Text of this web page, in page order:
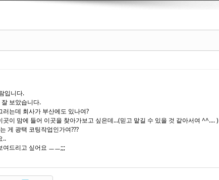
입니다.
보았습니다.
는데 회사가 부산에도 있나여?
곳이 맘에 들어 이곳을 찾아가보고 싶은데...(믿고 맡길 수 있을 것 같아서여 ^^.... )
게 광택 코팅작업인가여???
..
여드리고 싶어요 ㅡㅡ;;;
스케치북5
스케치북5
스케치북5
스케치북5